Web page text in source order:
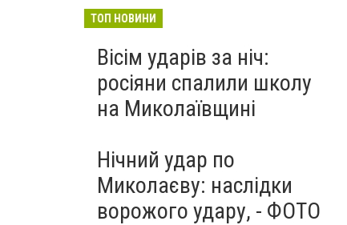
ТОП НОВИНИ
Вісім ударів за ніч:
росіяни спалили школу
на Миколаївщині
Нічний удар по
Миколаєву: наслідки
ворожого удару, - ФОТО